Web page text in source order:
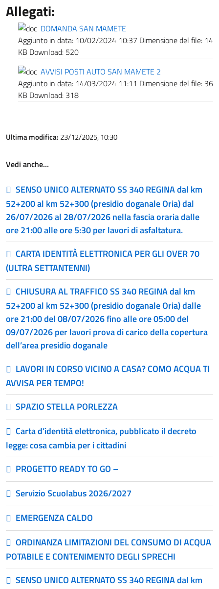
Allegati:
DOMANDA SAN MAMETE
Aggiunto in data: 10/02/2024 10:37 Dimensione del file: 14
KB Download: 520
AVVISI POSTI AUTO SAN MAMETE 2
Aggiunto in data: 14/03/2024 11:11 Dimensione del file: 36
KB Download: 318
Ultima modifica: 23/12/2025, 10:30
Vedi anche…
SENSO UNICO ALTERNATO SS 340 REGINA dal km
52+200 al km 52+300 (presidio doganale Oria) dal
26/07/2026 al 28/07/2026 nella fascia oraria dalle
ore 21:00 alle ore 5:30 per lavori di asfaltatura.
CARTA IDENTITÀ ELETTRONICA PER GLI OVER 70
(ULTRA SETTANTENNI)
CHIUSURA AL TRAFFICO SS 340 REGINA dal km
52+200 al km 52+300 (presidio doganale Oria) dalle
ore 21:00 del 08/07/2026 fino alle ore 05:00 del
09/07/2026 per lavori prova di carico della copertura
dell’area presidio doganale
LAVORI IN CORSO VICINO A CASA? COMO ACQUA TI
AVVISA PER TEMPO!
SPAZIO STELLA PORLEZZA
Carta d’identità elettronica, pubblicato il decreto
legge: cosa cambia per i cittadini
PROGETTO READY TO GO –
Servizio Scuolabus 2026/2027
EMERGENZA CALDO
ORDINANZA LIMITAZIONI DEL CONSUMO DI ACQUA
POTABILE E CONTENIMENTO DEGLI SPRECHI
SENSO UNICO ALTERNATO SS 340 REGINA dal km